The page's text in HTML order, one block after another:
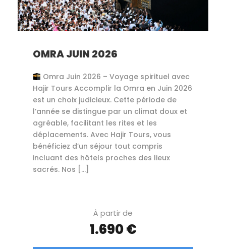
OMRA JUIN 2026
Omra Juin 2026 – Voyage spirituel avec
Hajir Tours Accomplir la Omra en Juin 2026
est un choix judicieux. Cette période de
l’année se distingue par un climat doux et
agréable, facilitant les rites et les
déplacements. Avec Hajir Tours, vous
bénéficiez d’un séjour tout compris
incluant des hôtels proches des lieux
sacrés. Nos […]
À partir de
1.690 €